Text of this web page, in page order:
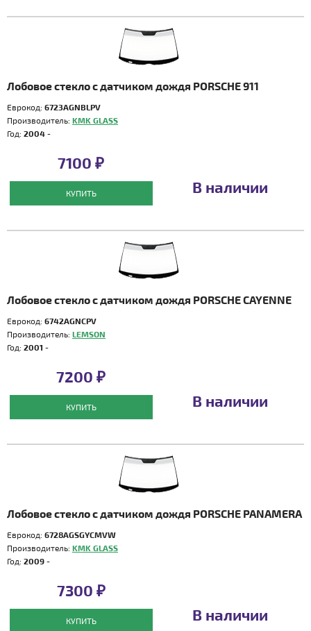
Лобовое стекло с датчиком дождя PORSCHE 911
Еврокод: 6723AGNBLPV
Производитель: KMK GLASS
Год: 2004 -
7100 ₽
КУПИТЬ В наличии
Лобовое стекло с датчиком дождя PORSCHE CAYENNE
Еврокод: 6742AGNCPV
Производитель: LEMSON
Год: 2001 -
7200 ₽
КУПИТЬ В наличии
Лобовое стекло с датчиком дождя PORSCHE PANAMERA
Еврокод: 6728AGSGYCMVW
Производитель: KMK GLASS
Год: 2009 -
7300 ₽
КУПИТЬ В наличии